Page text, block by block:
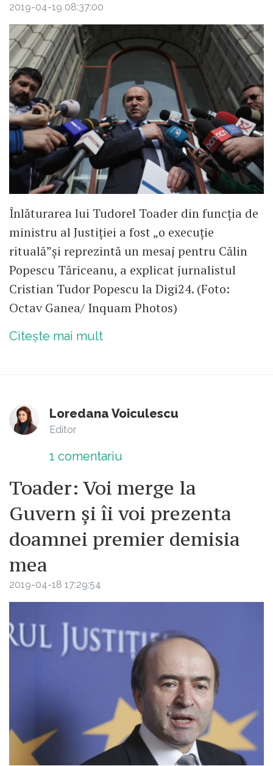
2019-04-19 08:37:00
Înlăturarea lui Tudorel Toader din funcția de
ministru al Justiției a fost „o execuție
rituală”și reprezintă un mesaj pentru Călin
Popescu Tăriceanu, a explicat jurnalistul
Cristian Tudor Popescu la Digi24. (Foto:
Octav Ganea/ Inquam Photos)
Citește mai mult
Loredana Voiculescu
Editor
1 comentariu
Toader: Voi merge la
Guvern și îi voi prezenta
doamnei premier demisia
mea
2019-04-18 17:29:54